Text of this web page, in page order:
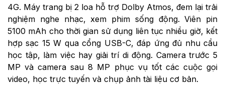
4G. Máy trang bị 2 loa hỗ trợ Dolby Atmos, đem lại trải
nghiệm nghe nhạc, xem phim sống động. Viên pin
5100 mAh cho thời gian sử dụng liên tục nhiều giờ, kết
hợp sạc 15 W qua cổng USB-C, đáp ứng đủ nhu cầu
học tập, làm việc hay giải trí di động. Camera trước 5
MP và camera sau 8 MP phục vụ tốt các cuộc gọi
video, học trực tuyến và chụp ảnh tài liệu cơ bản.